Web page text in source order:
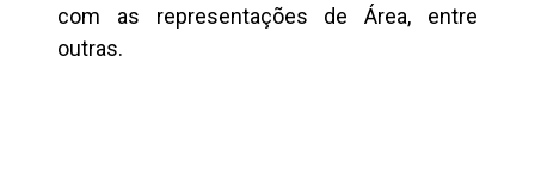
com as representações de Área, entre
outras.